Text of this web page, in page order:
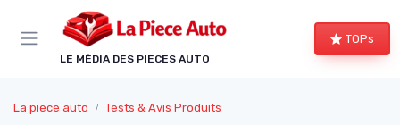
LE MÉDIA DES PIECES AUTO
TOPs
La piece auto Tests & Avis Produits
Panneau de gestion des cookies